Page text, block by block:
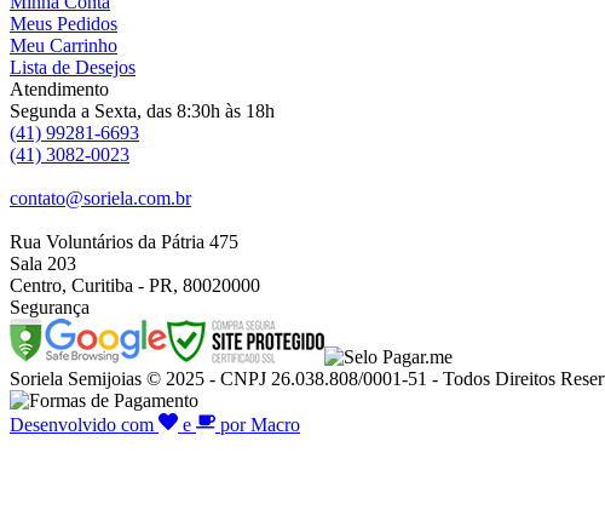
Meus Pedidos
Meu Carrinho
Lista de Desejos
Atendimento
Segunda a Sexta, das 8:30h às 18h
(41) 99281-6693
(41) 3082-0023
contato@soriela.com.br
Rua Voluntários da Pátria 475
Sala 203
Centro, Curitiba - PR, 80020000
Segurança
Soriela Semijoias © 2025 - CNPJ 26.038.808/0001-51 - Todos Direitos
Desenvolvido com e por Macro